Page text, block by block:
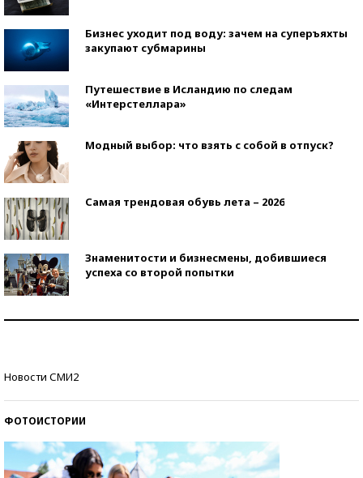
Бизнес уходит под воду: зачем на суперъяхты
закупают субмарины
Путешествие в Исландию по следам
«Интерстеллара»
Модный выбор: что взять с собой в отпуск?
Самая трендовая обувь лета – 2026
Знаменитости и бизнесмены, добившиеся
успеха со второй попытки
Новости СМИ2
ФОТОИСТОРИИ